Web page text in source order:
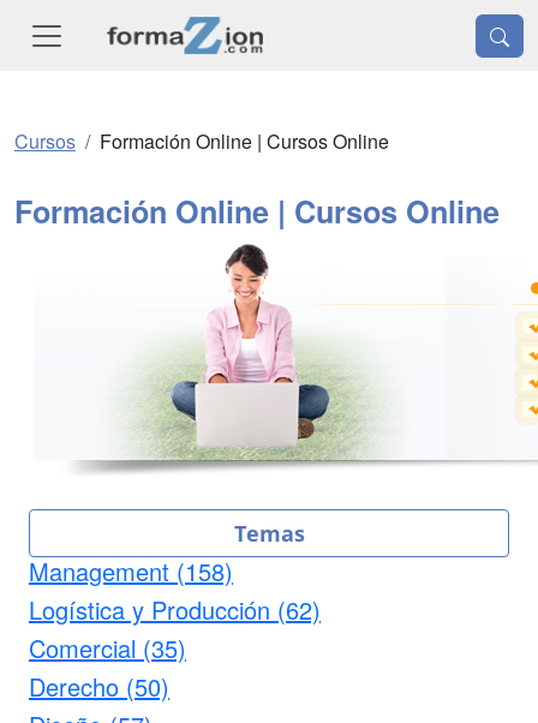
Cursos Formación Online | Cursos Online
Formación Online | Cursos Online
Temas
Management (158)
Logística y Producción (62)
Comercial (35)
Derecho (50)